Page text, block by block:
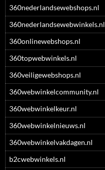
360nederlandsewebshops.nl
360nederlandsewebwinkels.nl
360onlinewebshops.nl
360topwebwinkels.nl
360veiligewebshops.nl
360webwinkelcommunity.nl
360webwinkelkeur.nl
360webwinkelnieuws.nl
360webwinkelvakdagen.nl
b2cwebwinkels.nl